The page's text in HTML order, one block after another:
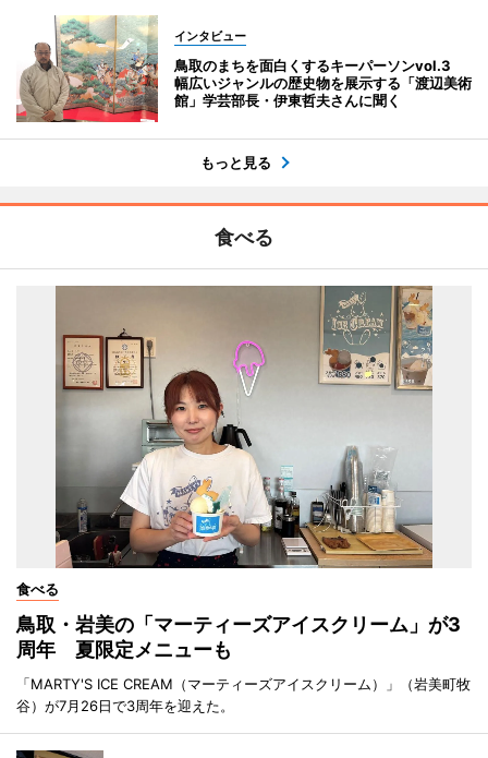
インタビュー
鳥取のまちを面白くするキーパーソンvol.3
幅広いジャンルの歴史物を展示する「渡辺美術
館」学芸部長・伊東哲夫さんに聞く
もっと見る
食べる
食べる
鳥取・岩美の「マーティーズアイスクリーム」が3
周年 夏限定メニューも
「MARTY'S ICE CREAM（マーティーズアイスクリーム）」（岩美町牧
谷）が7月26日で3周年を迎えた。